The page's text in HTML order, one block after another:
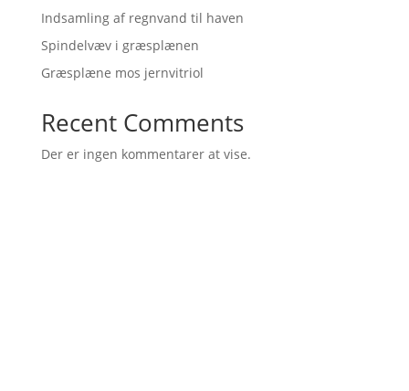
Indsamling af regnvand til haven
Spindelvæv i græsplænen
Græsplæne mos jernvitriol
Recent Comments
Der er ingen kommentarer at vise.